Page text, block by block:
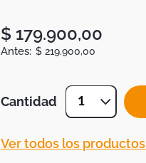
$ 179.900,00
$ 219.900,00
Cantidad 1
Ver todos los